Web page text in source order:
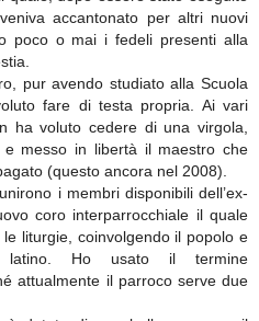
accantonato per altri nuovi
poco o mai i fedeli presenti alla
pur avendo studiato alla Scuola
fare di testa propria. Ai vari
ha voluto cedere di una virgola,
messo in libertà il maestro che
(questo ancora nel 2008).
i membri disponibili dell’ex-
coro interparrocchiale il quale
liturgie, coinvolgendo il popolo e
latino. Ho usato il termine
attualmente il parroco serve due